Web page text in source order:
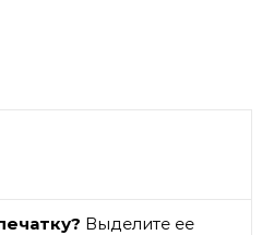
Выделите ее